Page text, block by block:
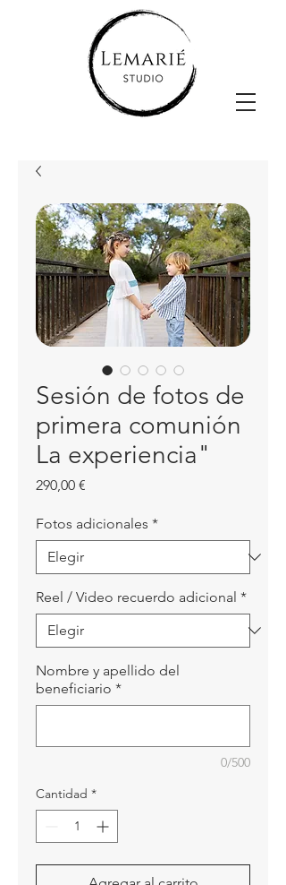
Sesión de fotos de
primera comunión
La experiencia"
290,00 €
Fotos adicionales *
Reel / Video recuerdo adicional *
Nombre y apellido del
beneficiario *
0/500
Cantidad *